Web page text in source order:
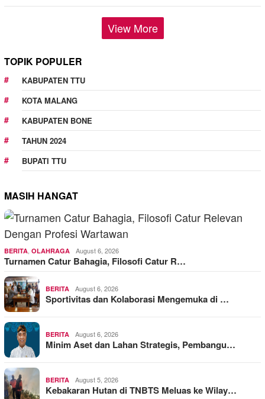
View More
TOPIK POPULER
KABUPATEN TTU
KOTA MALANG
KABUPATEN BONE
TAHUN 2024
BUPATI TTU
MASIH HANGAT
BERITA OLAHRAGA August 6, 2026
Turnamen Catur Bahagia, Filosofi Catur R…
BERITA August 6, 2026
Sportivitas dan Kolaborasi Mengemuka di …
BERITA August 6, 2026
Minim Aset dan Lahan Strategis, Pembangu…
BERITA August 5, 2026
Kebakaran Hutan di TNBTS Meluas ke Wilay…